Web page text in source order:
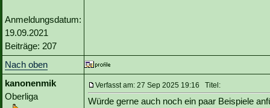
Anmeldungsdatum:
19.09.2021
Beiträge: 207
Nach oben
kanonenmik
Oberliga
Verfasst am: 27 Sep 2025 19:16 Titel:
Würde gerne auch noch ein paar Beispiele